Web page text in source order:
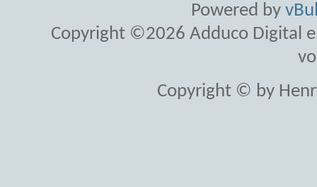
Powered by
Copyright ©2026 Adduco Digital
Copyright © by